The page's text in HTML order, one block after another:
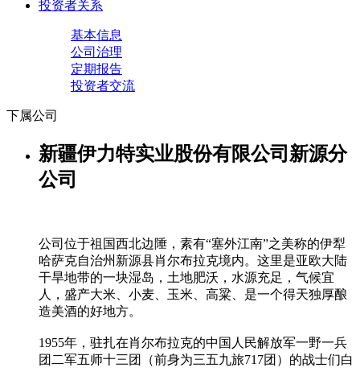
投资者关系
基本信息
公司治理
定期报告
投资者交流
下属公司
新疆伊力特实业股份有限公司新源分
公司
公司位于祖国西北边陲，素有“塞外江南”之美称的伊犁
哈萨克自治州新源县肖尔布拉克境内。这里是亚欧大陆
干旱地带的一块湿岛，土地肥沃，水源充足，气候宜
人，盛产大米、小麦、玉米、高粱、是一个得天独厚酿
造美酒的好地方。
1955年，驻扎在肖尔布拉克的中国人民解放军一野一兵
团二军五师十三团（前身为三五九旅717团）的战士们白